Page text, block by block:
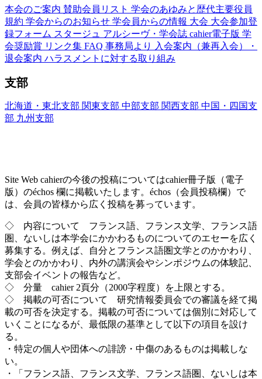
本会のご案内 賛助会員リスト 学会のあゆみと歴代主要役員
規約 学会からのお知らせ 学会員からの情報 大会 大会参加登
録フォーム スタージュ アルシーヴ・学会誌 cahier電子版 学
会奨励賞 リンク集 FAQ 事務局より
入会案内（兼再入会）・
退会案内 ハラスメントに対する取り組み
支部
北海道・東北支部 関東支部 中部支部 関西支部 中国・四国支
部 九州支部
Site Web cahierの今後の投稿についてはcahier冊子版（電子
版）のéchos 欄に掲載いたします。échos（会員投稿欄）で
は、会員の皆様から広く投稿を募っています。
◇ 内容について フランス語、フランス文学、フランス語
圏、ないしは本学会にかかわるものについてのエセーを広く
募集する。例えば、自分とフランス語圏文学とのかかわり、
学会とのかかわり、内外の講演会やシンポジウムの体験記、
支部会イベントの報告など。
◇ 分量 cahier 2頁分（2000字程度）を上限とする。
◇ 掲載の可否について 研究情報委員会での審議を経て掲
載の可否を決定する。掲載の可否については個別に対応して
いくことになるが、最低限の基準として以下の項目を設け
る。
・特定の個人や団体への誹謗・中傷のあるものは掲載しな
い。
・「フランス語、フランス文学、フランス語圏、ないしは本